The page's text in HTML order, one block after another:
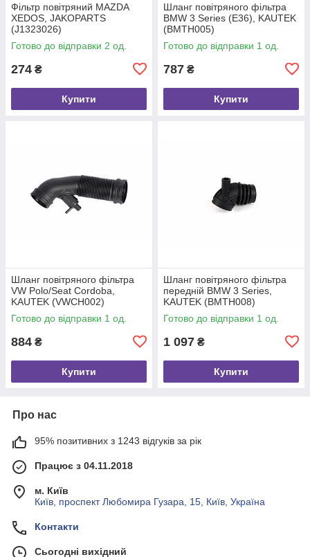
Фільтр повітряний MAZDA
XEDOS, JAKOPARTS
(J1323026)
Готово до відправки 2 од.
274 ₴
Купити
Шланг повітряного фільтра
BMW 3 Series (E36), KAUTEK
(BMTH005)
Готово до відправки 1 од.
787 ₴
Купити
Шланг повітряного фільтра
VW Polo/Seat Cordoba,
KAUTEK (VWCH002)
Готово до відправки 1 од.
884 ₴
Купити
Шланг повітряного фільтра
передній BMW 3 Series,
KAUTEK (BMTH008)
Готово до відправки 1 од.
1 097 ₴
Купити
Про нас
95% позитивних з 1243 відгуків за рік
Працює з 04.11.2018
м. Київ
Київ, проспект Любомира Гузара, 15, Київ, Україна
Контакти
Сьогодні вихідний